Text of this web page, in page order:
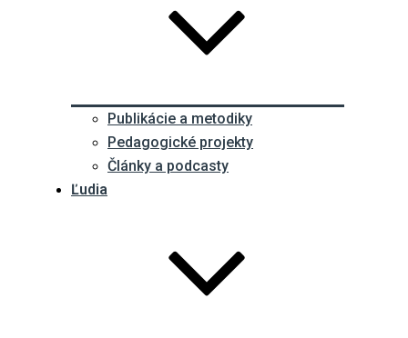
Publikácie a metodiky
Pedagogické projekty
Články a podcasty
Ľudia